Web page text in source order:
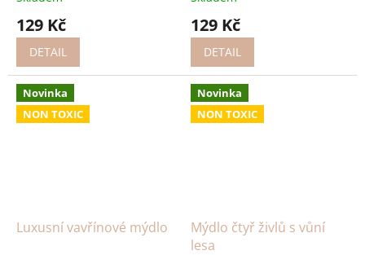
129 Kč
DETAIL
129 Kč
DETAIL
Novinka
NON TOXIC
Luxusní vavřínové mýdlo
Novinka
NON TOXIC
Mýdlo čtyř živlů s vůní
lesa